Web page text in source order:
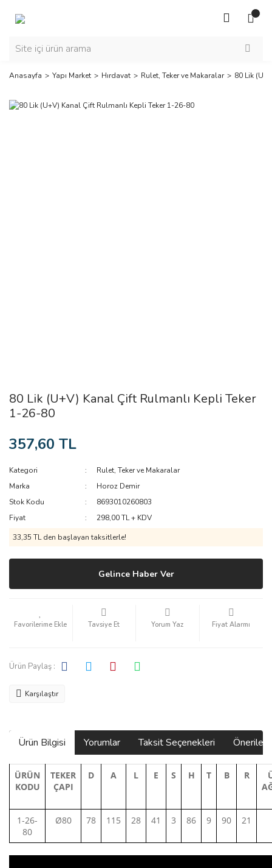
Anasayfa Yapı Market Hırdavat Rulet, Teker ve Makaralar 80 Lik
80 Lik (U+V) Kanal Çift Rulmanlı Kepli Teker
1-26-80
357,60 TL
Kategori
Rulet, Teker ve Makaralar
Marka
Horoz Demir
Stok Kodu
8693010260803
Fiyat
298,00 TL + KDV
33,35 TL den başlayan taksitlerle!
Gelince Haber Ver
Tavsiye Et Yorum Yaz Fiyat Alarmı
Ürün Paylaş :
Karşılaştır
Ürün Bilgisi Yorumlar Taksit Seçenekleri
ÜRÜN
KODU
TEKER
ÇAPI
D A L E S H T B R
1-26-
80
Ø80 78 115 28 41 3 86 9 90 21